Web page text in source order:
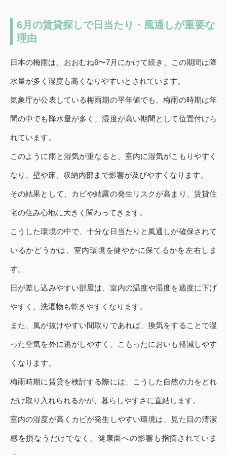
6月の賃貸探しで日当たり・風通しが重要な
理由
日本の梅雨は、おおむね6〜7月にかけて続き、この期間は降
水量が多く湿度も高くなりやすいとされています。
気象庁が公表している梅雨期の平年値でも、梅雨の時期は年
間の中でも降水量が多く、湿度が高い期間として位置付けら
れています。
このように雨と湿気が重なると、室内に湿気がこもりやすく
なり、壁や床、収納内部まで影響が及びやすくなります。
その結果として、カビや結露の発生リスクが高まり、賃貸住
宅の住み心地に大きく関わってきます。
こうした環境の中で、十分な日当たりと風通しが確保されて
いるかどうかは、室内環境を健やかに保てるかを左右しま
す。
日が差し込みやすい部屋は、室内の温度や湿度を適度に下げ
やすく、洗濯物も乾きやすくなります。
また、風が抜けやすい間取りであれば、換気をすることで湿
った空気を外に逃がしやすく、こもったにおいも軽減しやす
くなります。
梅雨時期に賃貸を検討する際には、こうした自然の力をどれ
だけ取り入れられるかが、暮らしやすさに直結します。
室内の湿度が高くカビが発生しやすい環境は、見た目の清潔
感を損なうだけでなく、健康面への影響も指摘されていま